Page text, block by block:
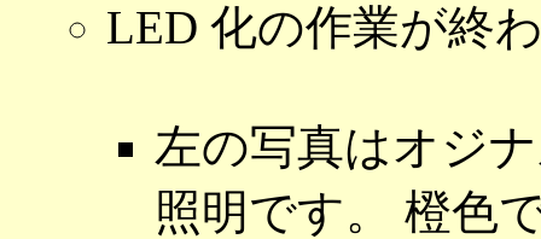
LED 化の作業が終
左の写真はオジ
照明です。 橙色